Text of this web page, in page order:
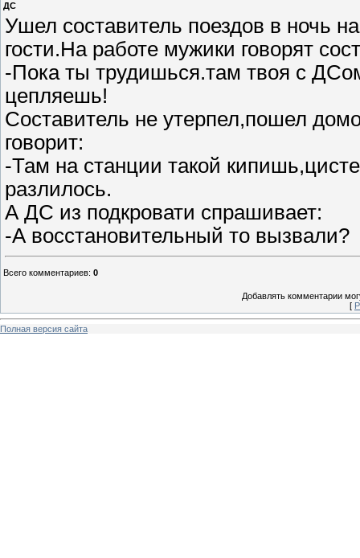
ДС
Ушел составитель поездов в ночь
гости.На работе мужики говорят
-Пока ты трудишься.там твоя с
цепляешь!
Составитель не утерпел,пошел
говорит:
-Там на станции такой
разлилось.
А ДС из подкровати спрашивает:
-А восстановительный то вызвали?
Всего комментариев: 0
Добавлять комментарии
[
Полная версия сайта